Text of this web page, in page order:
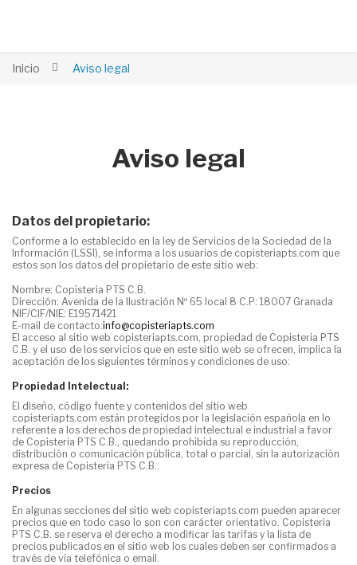
Inicio Aviso legal
Aviso legal
Datos del propietario:
Conforme a lo establecido en la ley de Servicios de la Sociedad de la
Información (LSSI), se informa a los usuarios de copisteriapts.com que
estos son los datos del propietario de este sitio web:
Nombre: Copisteria PTS C.B.
Dirección: Avenida de la Ilustración Nº 65 local 8 C.P: 18007 Granada
NIF/CIF/NIE: E19571421
E-mail de contacto:info@copisteriapts.com
El acceso al sitio web copisteriapts.com, propiedad de Copisteria PTS
C.B. y el uso de los servicios que en este sitio web se ofrecen, implica la
aceptación de los siguientes términos y condiciones de uso:
Propiedad Intelectual:
El diseño, código fuente y contenidos del sitio web
copisteriapts.com están protegidos por la legislación española en lo
referente a los derechos de propiedad intelectual e industrial a favor
de Copisteria PTS C.B., quedando prohibida su reproducción,
distribución o comunicación pública, total o parcial, sin la autorización
expresa de Copisteria PTS C.B..
Precios
En algunas secciones del sitio web copisteriapts.com pueden aparecer
precios que en todo caso lo son con carácter orientativo. Copisteria
PTS C.B. se reserva el derecho a modificar las tarifas y la lista de
precios publicados en el sitio web los cuales deben ser confirmados a
través de vía telefónica o email.